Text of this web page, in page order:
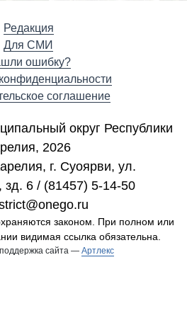
Редакция
Для СМИ
ошибку?
соглашение
округ Республики
2026
г. Cуоярви, ул.
6 / (81457) 5-14-50
законом. При полном или
видимая ссылка обязательна.
сайта — Артлекс